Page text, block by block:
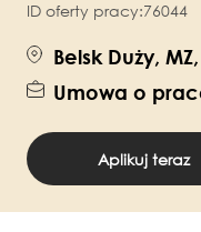
ID oferty pracy:76044
Belsk Duży,
Umowa o
Aplikuj teraz